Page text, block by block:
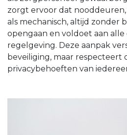
zorgt ervoor dat
als mechanisch, altijd zonder
opengaan en voldoet aan
regelgeving. Deze aanpak
beveiliging, maar respecteert
privacybehoeften van